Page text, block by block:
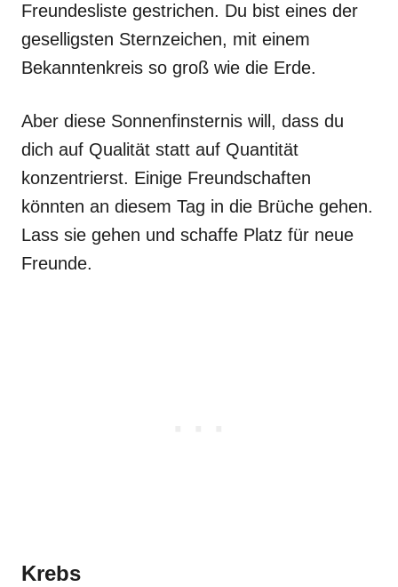
Freundesliste gestrichen. Du bist eines der
geselligsten Sternzeichen, mit einem
Bekanntenkreis so groß wie die Erde.
Aber diese Sonnenfinsternis will, dass du
dich auf Qualität statt auf Quantität
konzentrierst. Einige Freundschaften
könnten an diesem Tag in die Brüche gehen.
Lass sie gehen und schaffe Platz für neue
Freunde.
Krebs